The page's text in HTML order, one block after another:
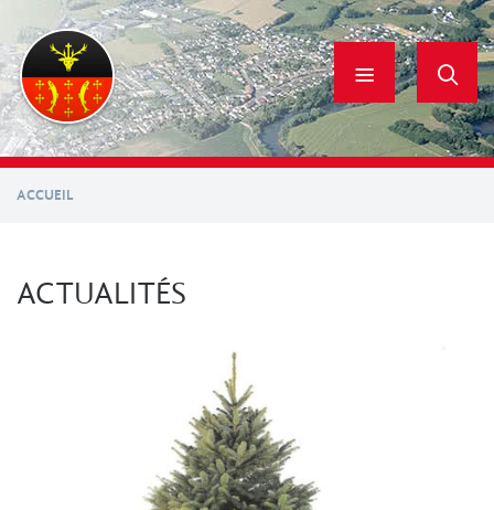
contenu
principal
ACCUEIL
ACTUALITÉS